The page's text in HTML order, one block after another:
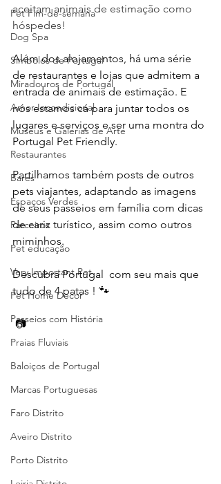
Pet Fim-de-semana
Dog Spa
Símbolos de Portugal
Miradouros de Portugal
Amor Incondicional
Museus e Galerias de Arte
Restaurantes
Bares
Espaços Verdes
Parceiros
Pet educação
Very Important Pet
Pet Home Decor
Passeios com História
Praias Fluviais
Baloiços de Portugal
Marcas Portuguesas
Faro Distrito
Aveiro Distrito
Porto Distrito
aceitam animais de estimação como
hóspedes!
Além dos alojamentos, há uma série
de restaurantes e lojas que admitem a
entrada de animais de estimação. E
nós estamos cá para juntar todos os
lugares e serviços e ser uma montra do
Portugal Pet Friendly.
Partilhamos também posts de outros
pets viajantes, adaptando as imagens
de seus passeios em família com dicas
de cariz turístico, assim como outros
miminhos.
Descubra Portugal  com seu mais que
tudo de 4 patas ! 🐾
📷